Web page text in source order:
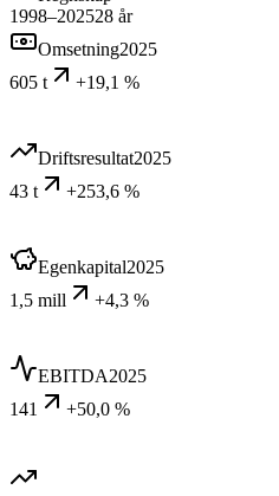
1998–202528 år
Omsetning2025
605 t
+19,1 %
Driftsresultat2025
43 t
+253,6 %
Egenkapital2025
1,5 mill
+4,3 %
EBITDA2025
141
+50,0 %